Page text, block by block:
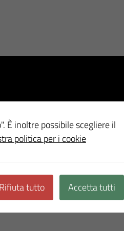
È inoltre possibile scegliere il
politica per i cookie
Rifiuta tutto Accetta tutti